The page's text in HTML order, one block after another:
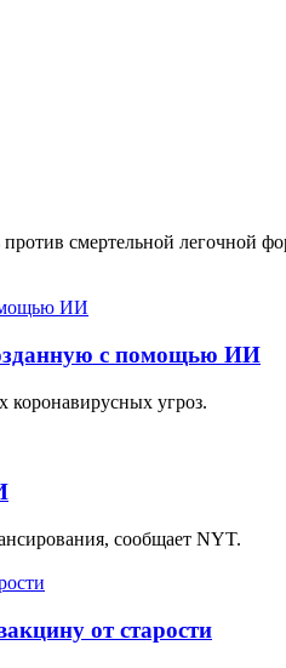
смертельной
с помощью ИИ
коронавирусных угроз.
сообщает NYT.
от старости